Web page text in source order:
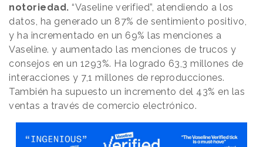
notoriedad. “Vaseline verified”, atendiendo a los
datos, ha generado un 87% de sentimiento positivo,
y ha incrementado en un 69% las menciones a
Vaseline. y aumentado las menciones de trucos y
consejos en un 1293%. Ha logrado 63,3 millones de
interacciones y 7,1 millones de reproducciones.
También ha supuesto un incremento del 43% en las
ventas a través de comercio electrónico.